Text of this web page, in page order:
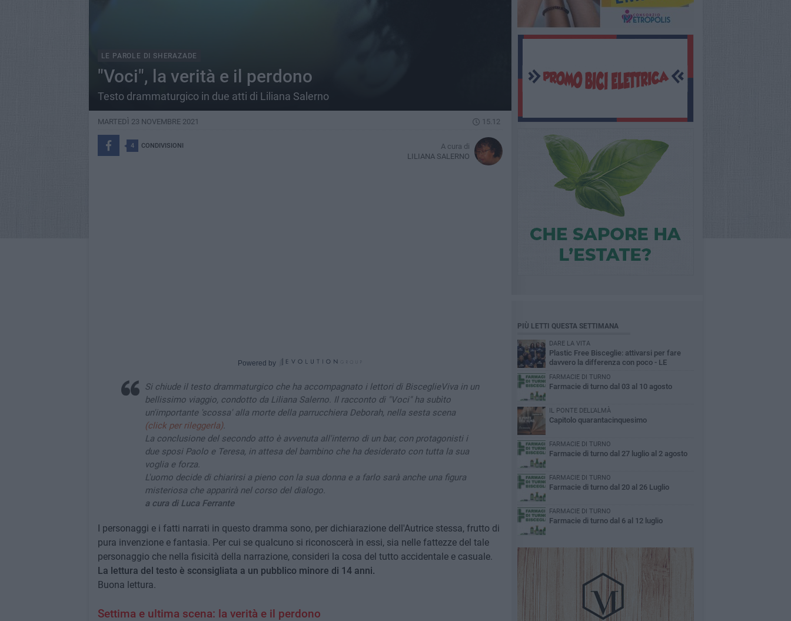
LE PAROLE DI SHERAZADE
"Voci", la verità e il perdono
Testo drammaturgico in due atti di Liliana Salerno
MARTEDÌ 23 NOVEMBRE 2021 15.12
4 CONDIVISIONI
A cura di
LILIANA SALERNO
Powered by
Si chiude il testo drammaturgico che ha accompagnato i lettori di BisceglieViva in un
bellissimo viaggio, condotto da Liliana Salerno. Il racconto di "Voci" ha subìto
un'importante 'scossa' alla morte della parrucchiera Deborah, nella sesta scena
(click per rileggerla).
La conclusione del secondo atto è avvenuta all'interno di un bar, con protagonisti i
due sposi Paolo e Teresa, in attesa del bambino che ha desiderato con tutta la sua
voglia e forza.
L'uomo decide di chiarirsi a pieno con la sua donna e a farlo sarà anche una figura
misteriosa che apparirà nel corso del dialogo.
a cura di Luca Ferrante
I personaggi e i fatti narrati in questo dramma sono, per dichiarazione dell'Autrice stessa, frutto di
pura invenzione e fantasia. Per cui se qualcuno si riconoscerà in essi, sia nelle fattezze del tale
personaggio che nella fisicità della narrazione, consideri la cosa del tutto accidentale e casuale.
La lettura del testo è sconsigliata a un pubblico minore di 14 anni.
Buona lettura.
Settima e ultima scena: la verità e il perdono
PIÙ LETTI QUESTA SETTIMANA
DARE LA VITA
Plastic Free Bisceglie: attivarsi per fare
davvero la differenza con poco - LE
FARMACIE DI TURNO
Farmacie di turno dal 03 al 10 agosto
IL PONTE DELL'ALMÀ
Capitolo quarantacinquesimo
FARMACIE DI TURNO
Farmacie di turno dal 27 luglio al 2 agosto
FARMACIE DI TURNO
Farmacie di turno dal 20 al 26 Luglio
FARMACIE DI TURNO
Farmacie di turno dal 6 al 12 luglio